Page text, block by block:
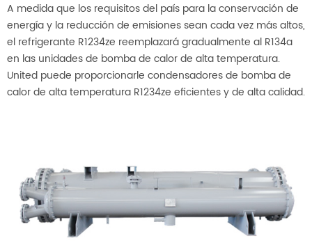
A medida que los requisitos del país para la conservación de
energía y la reducción de emisiones sean cada vez más altos,
el refrigerante R1234ze reemplazará gradualmente al R134a
en las unidades de bomba de calor de alta temperatura.
United puede proporcionarle condensadores de bomba de
calor de alta temperatura R1234ze eficientes y de alta calidad.